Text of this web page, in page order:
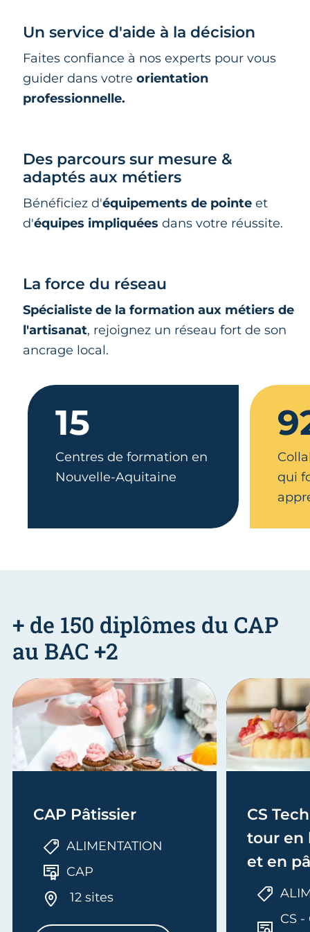
Un service d'aide à la décision
Faites confiance à nos experts pour vous
guider dans votre orientation
professionnelle.
Des parcours sur mesure &
adaptés aux métiers
Bénéficiez d'équipements de pointe et
d'équipes impliquées dans votre réussite.
La force du réseau
Spécialiste de la formation aux métiers de
l'artisanat, rejoignez un réseau fort de son
ancrage local.
15
Centres de formation en
Nouvelle-Aquitaine
qui
+ de 150 diplômes du CAP
au BAC +2
CAP Pâtissier
ALIMENTATION
CAP
12 sites
CS
tour en
et en
CS